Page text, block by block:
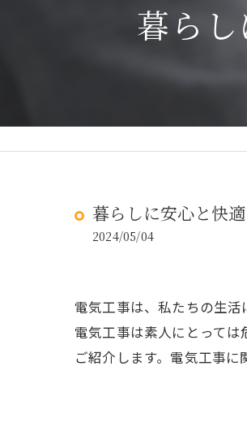
暮ら
暮らしに安心と快
2024/05/04
電気工事は、私たちの生活
電気工事は素人にとって
ご紹介します。電気工事に